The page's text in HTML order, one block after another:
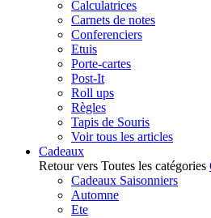
Calculatrices
Carnets de notes
Conferenciers
Etuis
Porte-cartes
Post-It
Roll ups
Règles
Tapis de Souris
Voir tous les articles
Cadeaux
Retour vers Toutes les catégories
Cadeaux Saisonniers
Automne
Ete